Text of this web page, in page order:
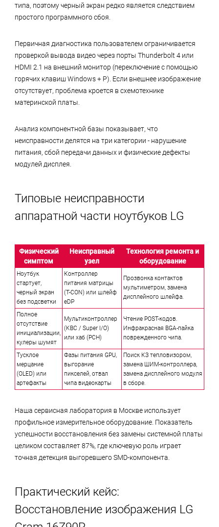
типа, поэтому черный экран редко является следствием
простого программного сбоя.
Первичная диагностика пользователем ограничивается
проверкой вывода видео через порты Thunderbolt 4 или
HDMI 2.1 на внешний монитор (переключение с помощью
горячих клавиш Windows + P). Если внешнее изображение
отсутствует, проблема кроется в схемотехнике
материнской платы.
Анализ компонентной базы показывает, что
неисправности делятся на три категории - нарушение
питания, сбой передачи данных и физические дефекты
модулей дисплея.
Типовые неисправности
аппаратной части ноутбуков LG
Физический
симптом
Неисправный
узел
Технология ремонта и
оборудование
Ноутбук
стартует,
черный экран
без подсветки
Контроллер
питания матрицы
(T-CON) или шлейф
eDP
Прозвонка контактов
мультиметром, замена
дисплейного шлейфа.
Полное
отсутствие
инициализации,
кулеры шумят
Мультиконтроллер
(KBC / Super I/O)
или хаб (PCH)
Чтение POST-кодов.
Инфракрасная BGA-пайка
поврежденного чипа.
Тусклое
мерцание
(OLED) или
артефакты
Фазы питания GPU,
выгорание
пикселей, отвал
чипа видеокарты
Поиск КЗ тепловизором,
замена ШИМ-контроллера,
замена дисплейного модуля
в сборе.
Наша сервисная лаборатория в Москве использует
профильное измерительное оборудование. Показатель
успешности восстановления без замены системной платы
целиком составляет 87%, где ключевую роль играет
точная детекция выгоревшего SMD-компонента.
Практический кейс:
Восстановление изображения LG